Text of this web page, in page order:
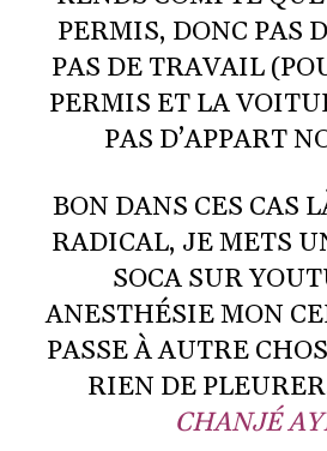
PERMIS, DONC PAS
PAS DE TRAVAIL
PERMIS ET LA
PAS D’APPART
BON DANS CES CAS
RADICAL, JE METS
SOCA SUR
ANESTHÉSIE MON
PASSE À AUTRE
RIEN DE
CHANJÉ